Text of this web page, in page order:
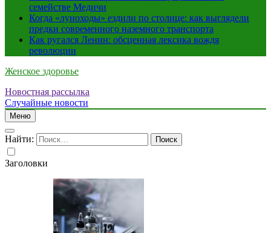
семействе Медичи
Когда «луноходы» ездили по столице: как выглядели
предки современного наземного транспорта
Как ругался Ленин: обсценная лексика вождя
революции
Женское здоровье
Новостная рассылка
Случайные новости
Меню
Найти:
Заголовки